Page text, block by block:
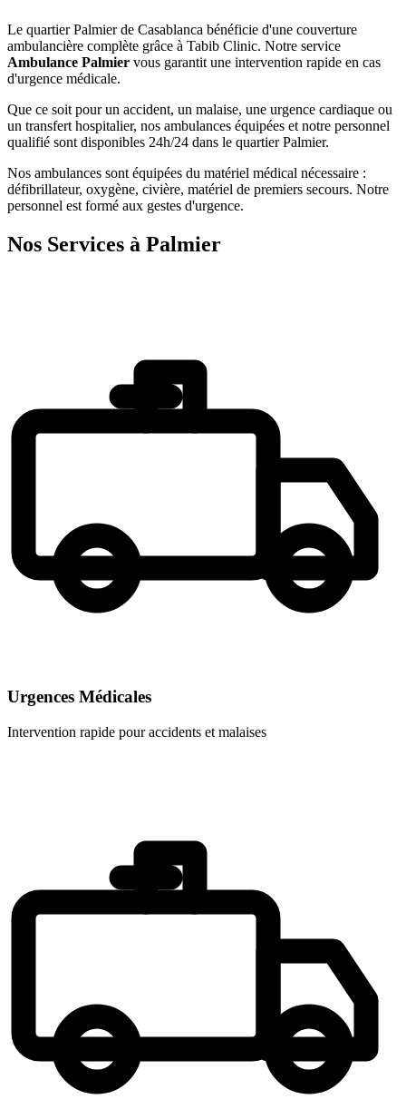
Le quartierPalmierde Casablanca bénéficie d'une couverture
ambulancière complète grâce à Tabib Clinic. Notre service
Ambulance Palmier vous garantit une intervention rapide en cas
d'urgence médicale.
Que ce soit pour un accident, un malaise, une urgence cardiaque ou
un transfert hospitalier, nos ambulances équipées et notre personnel
qualifié sont disponibles 24h/24 dans le quartierPalmier.
Nos ambulances sont équipées du matériel médical nécessaire :
défibrillateur, oxygène, civière, matériel de premiers secours. Notre
personnel est formé aux gestes d'urgence.
Nos Services à Palmier
Urgences Médicales
Intervention rapide pour accidents et malaises